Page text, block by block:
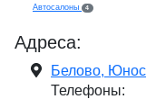
Автосалоны
4
Адреса:
Белово,
Телефоны: